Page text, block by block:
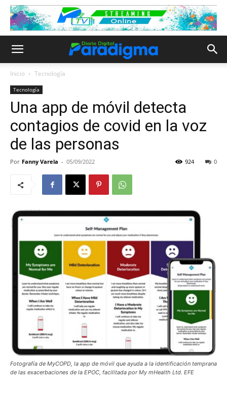
Inicio Tecnología
Tecnología
Una app de móvil detecta
contagios de covid en la voz
de las personas
Por Fanny Varela - 05/09/2022 0
924
Fotografía de MyCOPD, la app de móvil que ayuda a la identificación temprana
de las exacerbaciones de la EPOC, facilitada por My mHealth Ltd. EFE